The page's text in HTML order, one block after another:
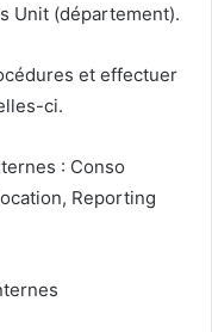
Unit (département).
et effectuer
ci.
: Conso
Reporting